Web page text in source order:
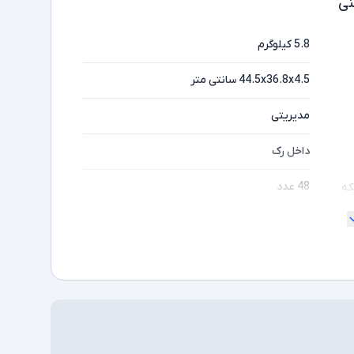
5.8 کیلوگرم
44.5x36.8x4.5 سانتی متر
مدیریتی
داخل رک
48 عدد